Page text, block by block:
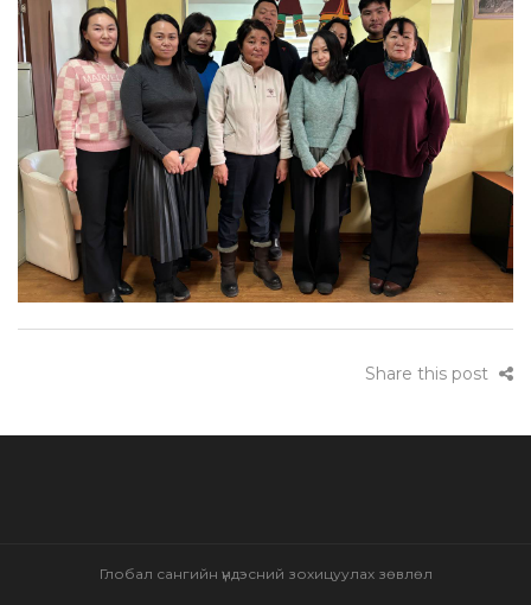
Share this post
Глобал сангийн үндэсний зохицуулах зөвлөл